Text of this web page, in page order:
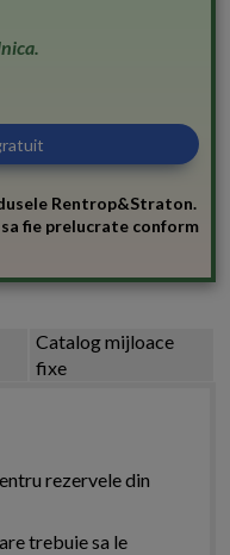
Rentrop&Straton.
fie prelucrate conform
Catalog mijloace
fixe
rezervele din
trebuie sa le